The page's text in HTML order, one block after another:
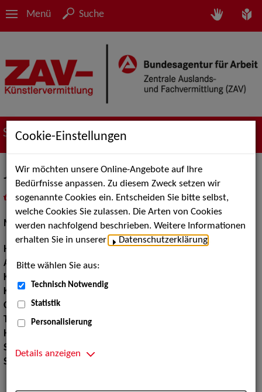
Menü Suche
Suche nach Künstler*innen
Jana Sp.
als PDF speichern
inMeine Merklistelegen
Models / Werbung:Fotomodell
Haarfarbe:
Augenfarbe:braun
Körpergröße:
Konfektionsgröße:
38 40
Oberweite:92
Taille:
71
Hüfte:
Schuhgröße:
39
Specials:
Cookie-Einstellungen
Wir möchten unsere Online-Angebote auf Ihre
Bedürfnisse anpassen. Zu diesem Zweck setzen wir
sogenannte Cookies ein. Entscheiden Sie bitte selbst,
welche Cookies Sie zulassen. Die Arten von Cookies
werden nachfolgend beschrieben. Weitere Informationen
erhalten Sie in unserer
Datenschutzerklärung
Bitte wählen Sie aus:
Technisch Notwendig
Statistik
Personalisierung
Details anzeigen